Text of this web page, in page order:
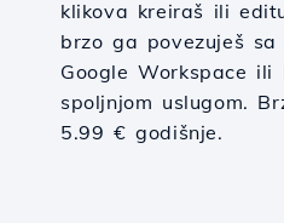
klikova kreiraš ili
brzo ga povezuješ sa
Google Workspace ili
spoljnjom uslugom.
5.99 € godišnje.